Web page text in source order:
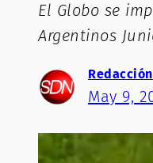
El Globo se
Argentinos
Redacción
May 9,